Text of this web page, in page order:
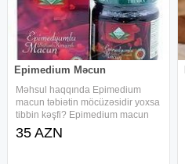
Epimedium Məcun
Məhsul haqqında Epimedium
macun təbiətin möcüzəsidir yoxsa
tibbin kəşfi? Epimedium macun
bir möcüzə deyil, son illərdə tibb
dünyasını təccübləndirən bir
35 AZN